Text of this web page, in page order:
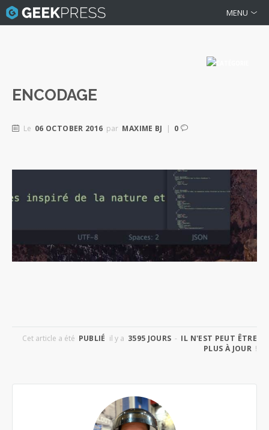
MENU
ENCODAGE
Le 06 OCTOBER 2016 par MAXIME BJ | 0
Cet article a été PUBLIÉ il y a 3595 JOURS - IL N'EST PEUT ÊTRE
PLUS À JOUR !